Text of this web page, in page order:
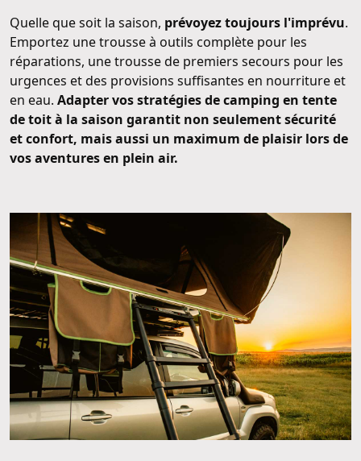
Quelle que soit la saison, prévoyez toujours l'imprévu.
Emportez une trousse à outils complète pour les
réparations, une trousse de premiers secours pour les
urgences et des provisions suffisantes en nourriture et
en eau. Adapter vos stratégies de camping en tente
de toit à la saison garantit non seulement sécurité
et confort, mais aussi un maximum de plaisir lors de
vos aventures en plein air.